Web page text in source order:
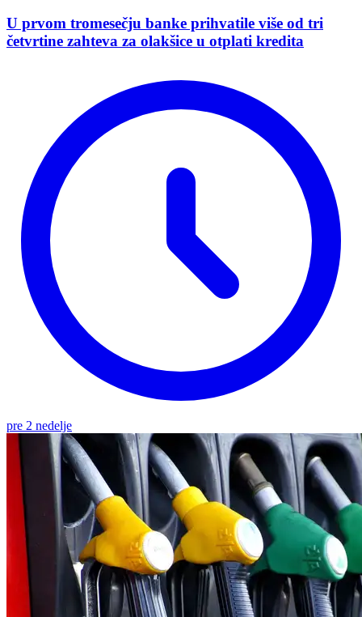
U prvom tromesečju banke prihvatile više od tri
četvrtine zahteva za olakšice u otplati kredita
pre 2 nedelje